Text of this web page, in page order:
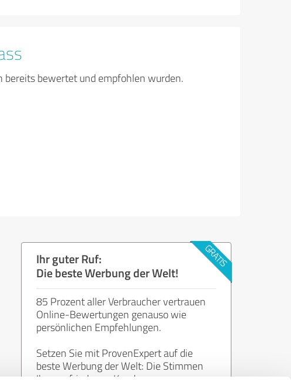
bereits bewertet und empfohlen wurden.
Ihr guter Ruf:
Die beste Werbung der Welt!
85 Prozent aller Verbraucher vertrauen
Online-Bewertungen genauso wie
persönlichen Empfehlungen.
Setzen Sie mit ProvenExpert auf die
beste Werbung der Welt: Die Stimmen
Ihrer zufriedenen Kunden.